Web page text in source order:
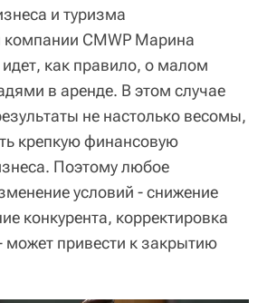
и туризма
компании CMWP Марина
как правило, о малом
в аренде. В этом случае
не настолько весомы,
крепкую финансовую
Поэтому любое
условий - снижение
конкурента, корректировка
может привести к закрытию